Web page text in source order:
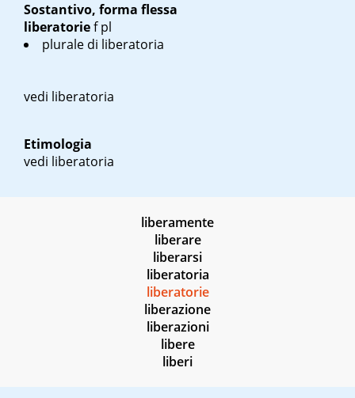
Sostantivo, forma flessa
liberatorief pl
plurale di liberatoria
vedi liberatoria
Etimologia
vedi liberatoria
liberamente
liberare
liberarsi
liberatoria
liberatorie
liberazione
liberazioni
libere
liberi